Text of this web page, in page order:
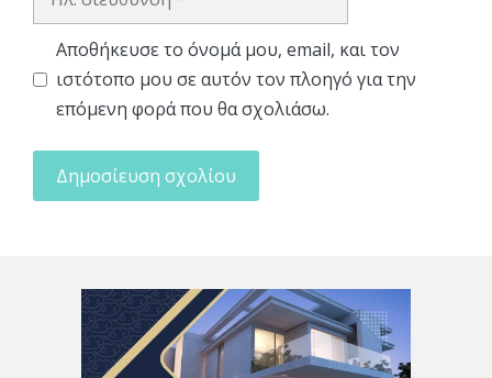
Αποθήκευσε το όνομά μου, email, και τον
ιστότοπο μου σε αυτόν τον πλοηγό για την
επόμενη φορά που θα σχολιάσω.